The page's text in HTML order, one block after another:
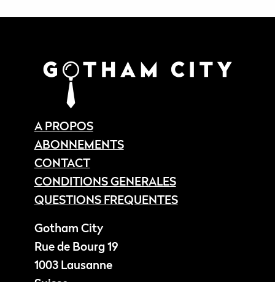
A PROPOS
ABONNEMENTS
CONTACT
CONDITIONS GENERALES
QUESTIONS FREQUENTES
Gotham City
Rue de Bourg 19
1003 Lausanne